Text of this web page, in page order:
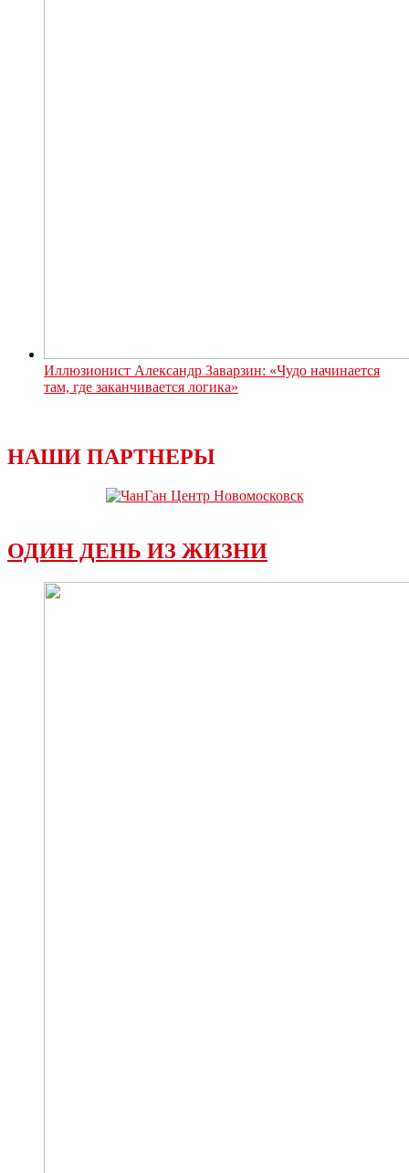
Иллюзионист Александр Заварзин: «Чудо начинается
там, где заканчивается логика»
НАШИ ПАРТНЕРЫ
ОДИН ДЕНЬ ИЗ ЖИЗНИ